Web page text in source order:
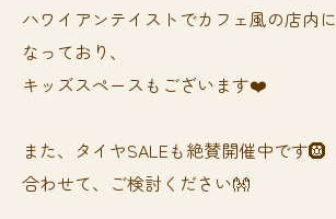
ハワイアンテイストでカフェ風の店内に
なっており、
キッズスペースもございます❤️
また、タイヤSALEも絶賛開催中です🛞
合わせて、ご検討ください👐